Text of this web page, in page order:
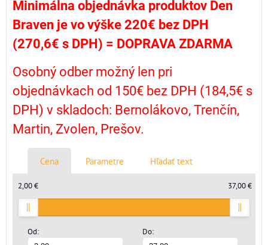
Minimálna objednávka produktov Den
Braven je vo výške 220€ bez DPH
(270,6€ s DPH) = DOPRAVA ZDARMA
Osobný odber možný len pri
objednávkach od 150€ bez DPH (184,5€ s
DPH) v skladoch: Bernolákovo, Trenčín,
Martin, Zvolen, Prešov.
Cena Parametre Hľadať text
Od: Do:
2,00 € 37,00 €